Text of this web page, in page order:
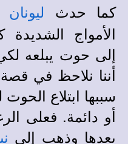
كما حدث ليونان
الأمواج الشديدة
إلى حوت يبلعه
أننا نلاحظ في
سببها ابتلاع
أو دائمة. فعلى
بعدها وذهب إلى